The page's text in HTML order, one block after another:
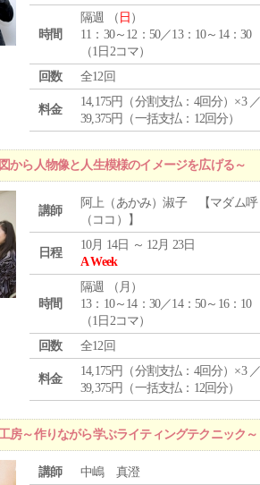
時間
隔週 （ 日 ）
11：30～12：50／13：10～14：30
（1日2コマ）
回数
全12回
料金
14,175円（分割支払：4回分）×3
39,375円（一括支払：12回分）
ら人物像と人生模様のイメージを広げる～
講師
阿上（あかみ）淑子 【マダム呼
（ココ）】
日程
10月 14日 ～ 12月 23日
A Week
時間
隔週 （ 月 ）
13：10～14：30／14：50～16：10
（1日2コマ）
回数
全12回
料金
14,175円（分割支払：4回分）×3
39,375円（一括支払：12回分）
房～作りながら学ぶライティングテクニック～
講師 中嶋 真澄